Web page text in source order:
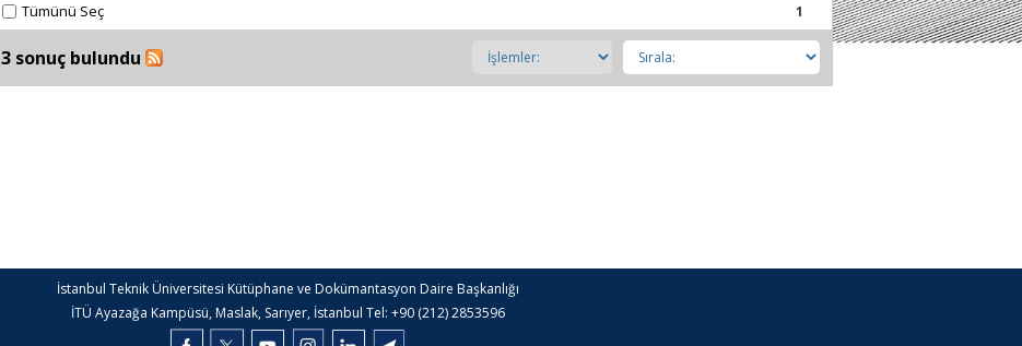
Tümünü Seç 1
3 sonuç bulundu
İstanbul Teknik Üniversitesi Kütüphane ve Dokümantasyon Daire Başkanlığı
İTÜ Ayazağa Kampüsü, Maslak, Sarıyer, İstanbul Tel: +90 (212) 2853596